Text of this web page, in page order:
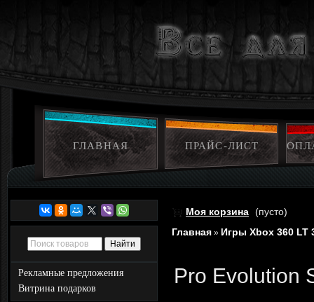
ГЛАВНАЯ ПРАЙС-ЛИСТ
Рекламные предложения
Витрина подарков
Моя корзина (пусто)
Главная » Игры Xbox 360 LT
Pro Evolution